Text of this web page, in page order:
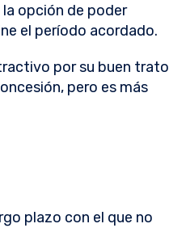
la opción de poder
el período acordado.
por su buen trato
pero es más
plazo con el que no